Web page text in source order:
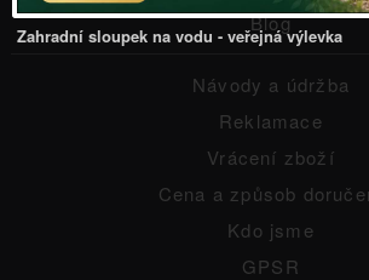
Blog
Návody a údržba
Reklamace
Vrácení zboží
Cena a způsob
Kdo jsme
GPSR
Zahradní sloupek na vodu - veřejná výlevka